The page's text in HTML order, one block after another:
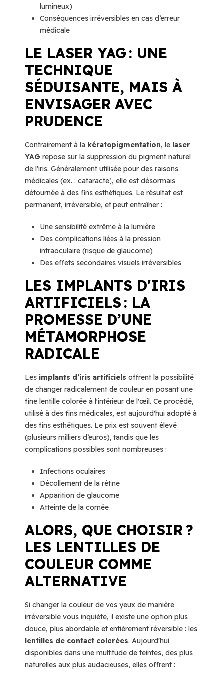
lumineux)
Conséquences irréversibles en cas d’erreur
médicale
LE LASER YAG : UNE
TECHNIQUE
SÉDUISANTE, MAIS À
ENVISAGER AVEC
PRUDENCE
Contrairement à la kératopigmentation, le laser
YAG repose sur la suppression du pigment naturel
de l'iris. Généralement utilisée pour des raisons
médicales (ex. : cataracte), elle est désormais
détournée à des fins esthétiques. Le résultat est
permanent, irréversible, et peut entraîner :
Une sensibilité extrême à la lumière
Des complications liées à la pression
intraoculaire (risque de glaucome)
Des effets secondaires visuels irréversibles
LES IMPLANTS D'IRIS
ARTIFICIELS : LA
PROMESSE D’UNE
MÉTAMORPHOSE
RADICALE
Les implants d’iris artificiels offrent la possibilité
de changer radicalement de couleur en posant une
fine lentille colorée à l'intérieur de l'œil. Ce procédé,
utilisé à des fins médicales, est aujourd'hui adopté à
des fins esthétiques. Le prix est souvent élevé
(plusieurs milliers d’euros), tandis que les
complications possibles sont nombreuses :
Infections oculaires
Décollement de la rétine
Apparition de glaucome
Atteinte de la cornée
ALORS, QUE CHOISIR ?
LES LENTILLES DE
COULEUR COMME
ALTERNATIVE
Si changer la couleur de vos yeux de manière
irréversible vous inquiète, il existe une option plus
douce, plus abordable et entièrement réversible : les
lentilles de contact colorées. Aujourd'hui
disponibles dans une multitude de teintes, des plus
naturelles aux plus audacieuses, elles offrent :